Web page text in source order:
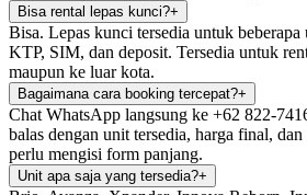
Bisa rental lepas kunci?+
Bisa. Lepas kunci tersedia untuk beberapa
KTP, SIM, dan deposit. Tersedia untuk
maupun ke luar kota.
Bagaimana cara booking tercepat?+
Chat WhatsApp langsung ke +62 822-
balas dengan unit tersedia, harga final,
perlu mengisi form panjang.
Unit apa saja yang tersedia?+